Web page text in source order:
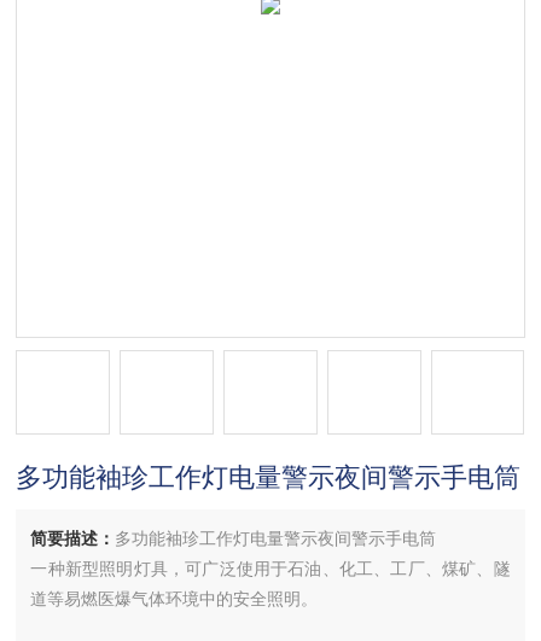
多功能袖珍工作灯电量警示夜间警示手电筒
简要描述： 多功能袖珍工作灯电量警示夜间警示手电筒
一种新型照明灯具，可广泛使用于石油、化工、工厂、煤矿、隧
道等易燃医爆气体环境中的安全照明。